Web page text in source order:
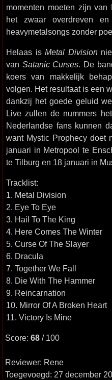
momenten moeten zijn
het zwaar overdreven
heavymetalsongs zonder
Helaas isMetal Division
van Satanic Curses. De
koers van makkelijk
volgen. Het resultaat is een
dankzij het goede geluid
Live zullen de nummers
Nederlandse fans kunnen
want Mystic Prophecy doet
januari in Metropool te
te Tilburg en 18 januari in
Tracklist:
1. Metal Division
2. Eye To Eye
3. Hail To The King
4. Here Comes The Winter
5. Curse Of The Slayer
6. Dracula
7. Together We Fall
8. Die With The Hammer
9. Reincarnation
10. Mirror Of A Broken Heart
11. Victory Is Mine
Score: 68 / 100
Reviewer: Rene
Toegevoegd: 27 december